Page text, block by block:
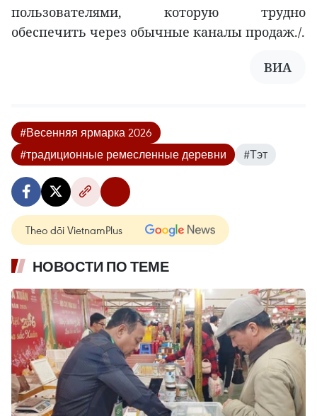
пользователями, которую трудно
обеспечить через обычные каналы продаж./.
ВИА
#Весенняя ярмарка 2026
#традиционные ремесленные деревни
#Тэт
Theo dõi VietnamPlus
НОВОСТИ ПО ТЕМЕ